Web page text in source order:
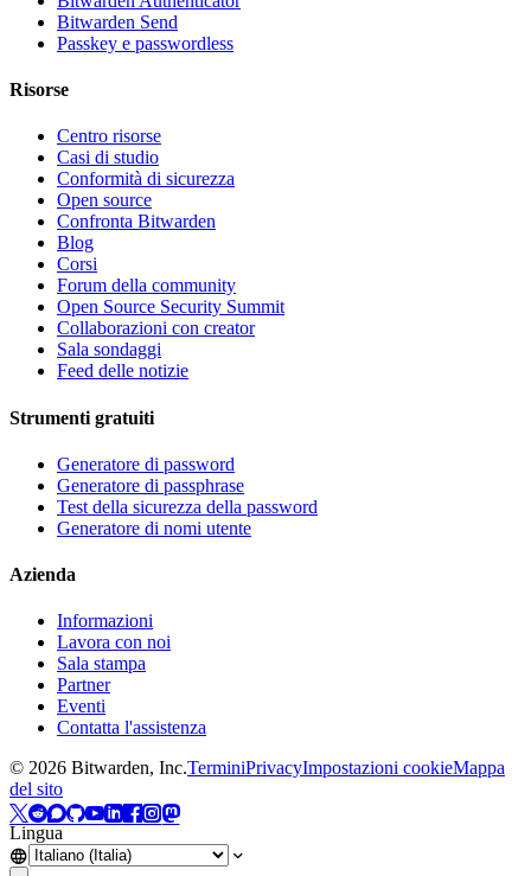
Bitwarden Send
Passkey e passwordless
Risorse
Centro risorse
Casi di studio
Conformità di sicurezza
Open source
Confronta Bitwarden
Blog
Corsi
Forum della community
Open Source Security Summit
Collaborazioni con creator
Sala sondaggi
Feed delle notizie
Strumenti gratuiti
Generatore di password
Generatore di passphrase
Test della sicurezza della password
Generatore di nomi utente
Azienda
Informazioni
Lavora con noi
Sala stampa
Partner
Eventi
Contatta l'assistenza
© 2026 Bitwarden, Inc.TerminiPrivacyImpostazioni cookieMappa
del sito
Lingua